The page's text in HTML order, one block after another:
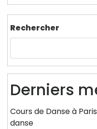
Rechercher
Derniers
Cours de Danse à
danse